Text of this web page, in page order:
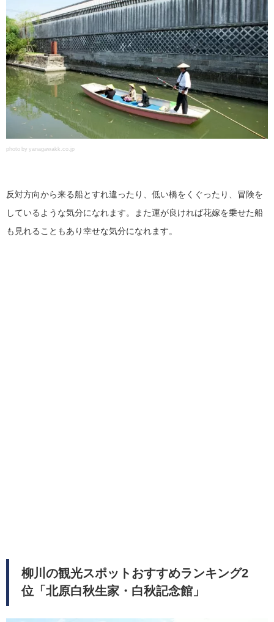
photo by yanagawakk.co.jp
反対方向から来る船とすれ違ったり、低い橋をくぐったり、冒険を
しているような気分になれます。また運が良ければ花嫁を乗せた船
も見れることもあり幸せな気分になれます。
柳川の観光スポットおすすめランキング2
位「北原白秋生家・白秋記念館」